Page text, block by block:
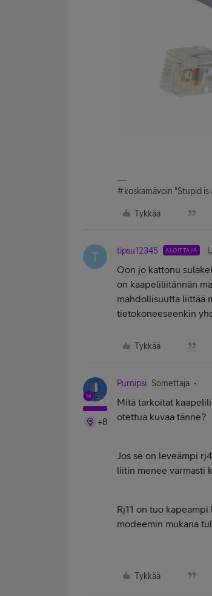
#koskamävoin "Stupid is
Tykkää
T tipsu12345 ALOITTAJA
Oon jo kattonu
on kaapeliliitännän
mahdollisuutta liittää
tietokoneeseenkin
Tykkää
+8
Purnipsi Somettaja
Mitä tarkoitat
otettua kuvaa tänne?
Jos se on leveämpi
liitin menee varmasti
Rj11 on tuo kapeampi
modeemin mukana
Tykkää